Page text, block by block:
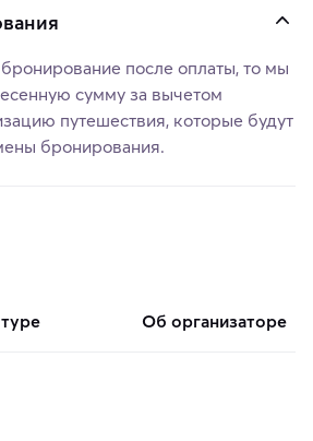
после оплаты, то мы
сумму за вычетом
путешествия, которые будут
бронирования.
о туре об организаторе